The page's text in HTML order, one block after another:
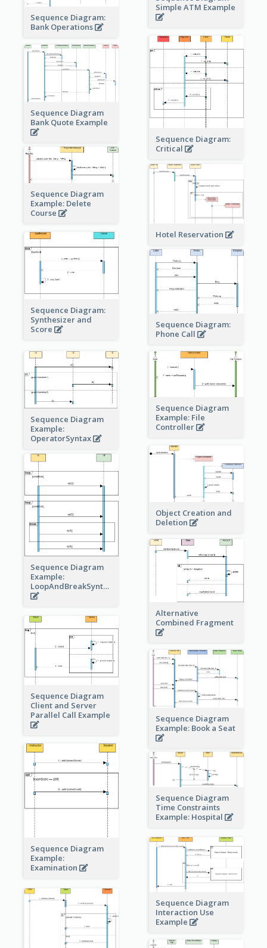
Simple ATM Example
Sequence Diagram:
Bank Operations
Sequence Diagram:
Critical
Sequence Diagram
Bank Quote Example
Sequence Diagram
Example: Delete
Course
Hotel Reservation
Sequence Diagram:
Synthesizer and
Score
Sequence Diagram:
Phone Call
Sequence Diagram
Example:
OperatorSyntax
Sequence Diagram
Example: File
Controller
Object Creation and
Deletion
Sequence Diagram
Example:
LoopAndBreakSyntax
Alternative
Combined Fragment
Sequence Diagram
Client and Server
Parallel Call Example
Sequence Diagram
Example: Book a Seat
Sequence Diagram
Example:
Examination
Sequence Diagram
Time Constraints
Example: Hospital
Sequence Diagram
Interaction Use
Example